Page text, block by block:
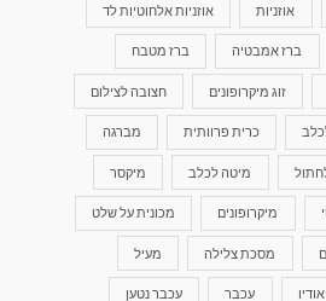
אוזניות אוזניות אלחוטיות לד
ברז אמבטיה ברז מטבח
זוג מיקרופונים חצובה לצילום
כרית פרוותית מברגה
מיטה לכלב מיקסר
מיקרופונים מכונית על שלט
מסכת צלילה מעיל
עכבר עכבר נטען